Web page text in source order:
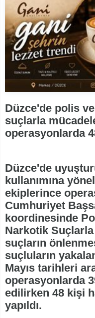
Düzce'de polis
suçlarla
operasyonlarda
Düzce'de
kullanımına
ekiplerince
Cumhuriyet
koordinesinde
Narkotik
suçların
suçluların
Mayıs tarihleri
operasyonlarda
edilirken 48 kişi
yapıldı.